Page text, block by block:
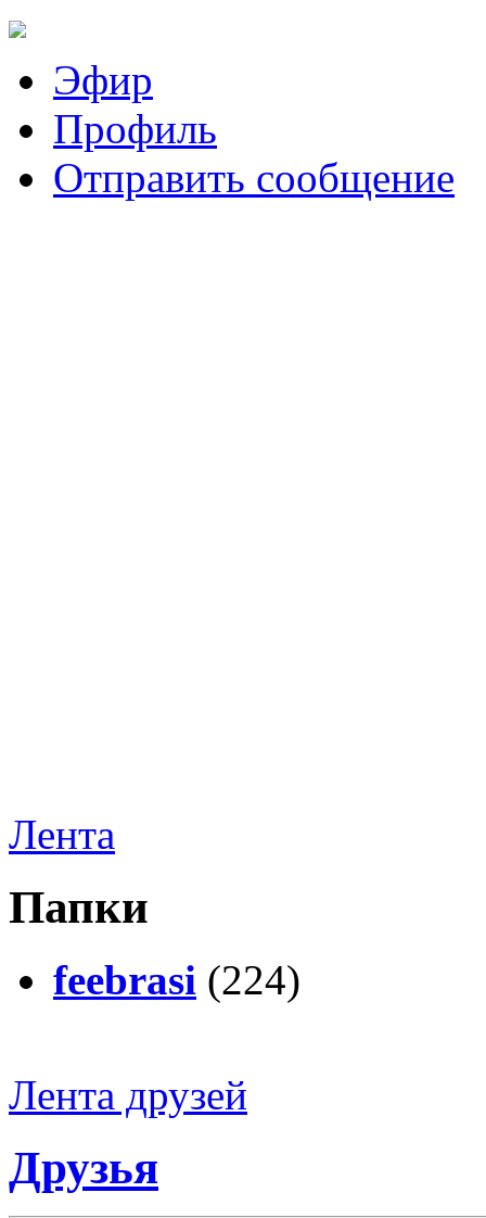
Эфир
Профиль
Отправить сообщение
Лента
Папки
feebrasi (224)
Лента друзей
Друзья